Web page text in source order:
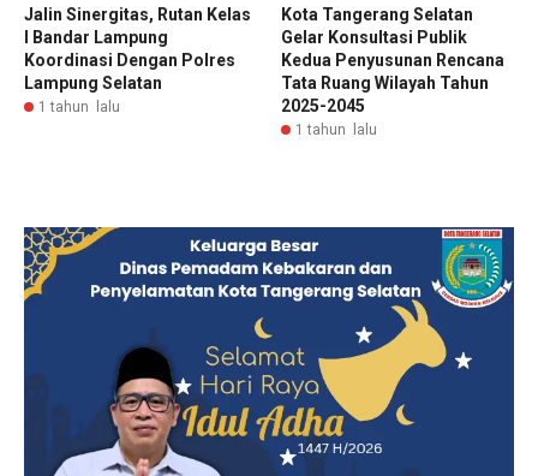
Jalin Sinergitas, Rutan Kelas
I Bandar Lampung
Koordinasi Dengan Polres
Lampung Selatan
1 tahun lalu
Kota Tangerang Selatan
Gelar Konsultasi Publik
Kedua Penyusunan Rencana
Tata Ruang Wilayah Tahun
2025-2045
1 tahun lalu